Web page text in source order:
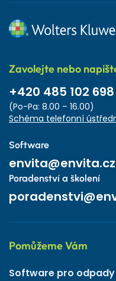
Zavolejte nebo
+420 485 102 698
(Po-Pa: 8.00 – 16.00)
Schéma telefonní
Software
envita@envita.cz
Poradenství a školení
Pomůžeme Vám
Software pro odpady